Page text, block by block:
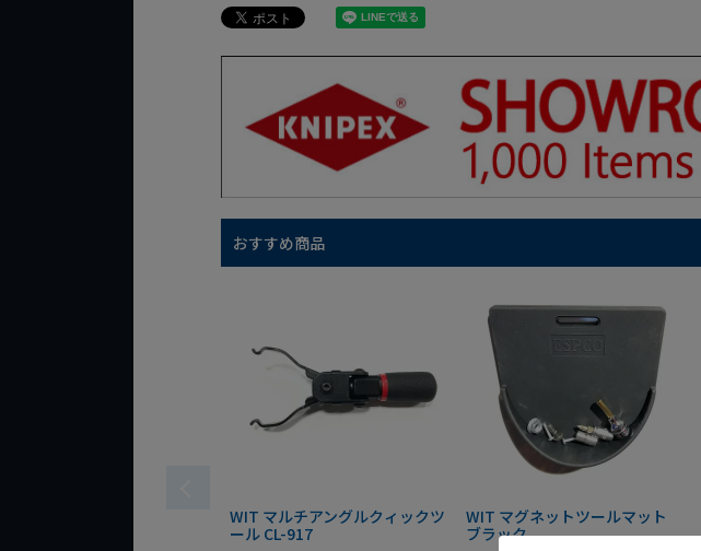
おすすめ商品
WIT マルチアングルクィックツ
ール CL-917
WIT マグネットツールマット
ブラック